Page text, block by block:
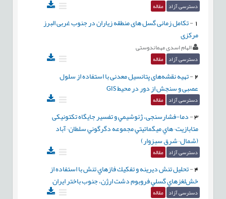
دسترسی آزاد مقاله
-تکامل زمانی گسل های منطقه زیاران در جنوب غربی البرز
مرکزی
الهام اسدی مهماندوستی
دسترسی آزاد مقاله
2
-تهیه نقشه‌های پتانسیل معدنی با استفاده از سلول
عصبی و سنجش از دور در محیط GIS
دسترسی آزاد مقاله
3
-دما-فشارسنجی، ژئوشيمي و تفسیر جایگاه تکتونیکی
متابازيت¬هاي ميگماتيتي مجموعه دگرگوني سلطان¬آباد
(شمال¬شرق سبزوار)
دسترسی آزاد مقاله
4
-تحليل تنش ديرينه و تفكيك فازهاي تنش با استفاده از
خش‌لغزهاي گسلي فروبوم دشت ارژن، جنوب باختر ايران
دسترسی آزاد مقاله